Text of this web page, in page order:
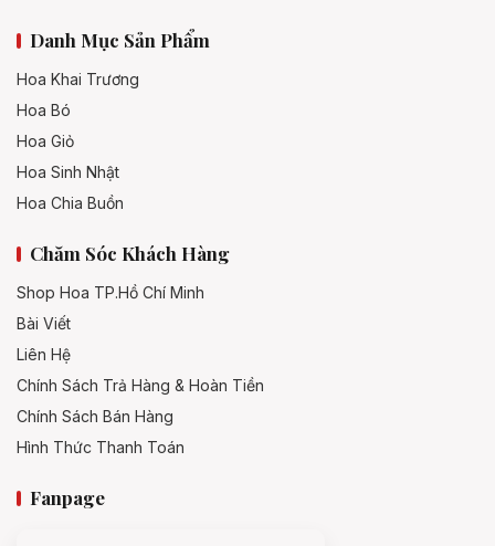
Danh Mục Sản Phẩm
Hoa Khai Trương
Hoa Bó
Hoa Giỏ
Hoa Sinh Nhật
Hoa Chia Buồn
Chăm Sóc Khách Hàng
Shop Hoa TP.Hồ Chí Minh
Bài Viết
Liên Hệ
Chính Sách Trả Hàng & Hoàn Tiền
Chính Sách Bán Hàng
Hình Thức Thanh Toán
Fanpage